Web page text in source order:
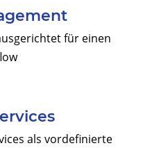
für einen
als vordefinierte